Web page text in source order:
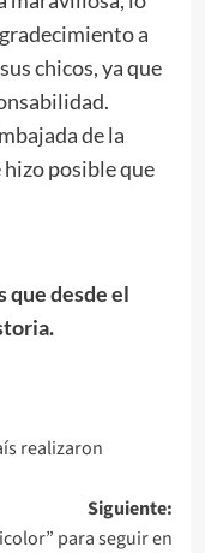
a
chicos, ya que
de la
posible que
que desde el
realizaron
Siguiente:
para seguir en